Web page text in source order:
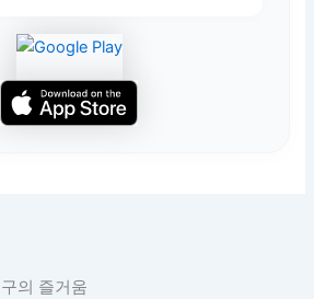
의 즐거움